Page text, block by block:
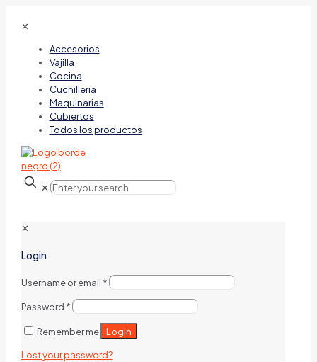
✕
Accesorios
Vajilla
Cocina
Cuchilleria
Maquinarias
Cubiertos
Todos los productos
✕
✕
Login
Username or email *
Password *
Remember me Login
Lost your password?